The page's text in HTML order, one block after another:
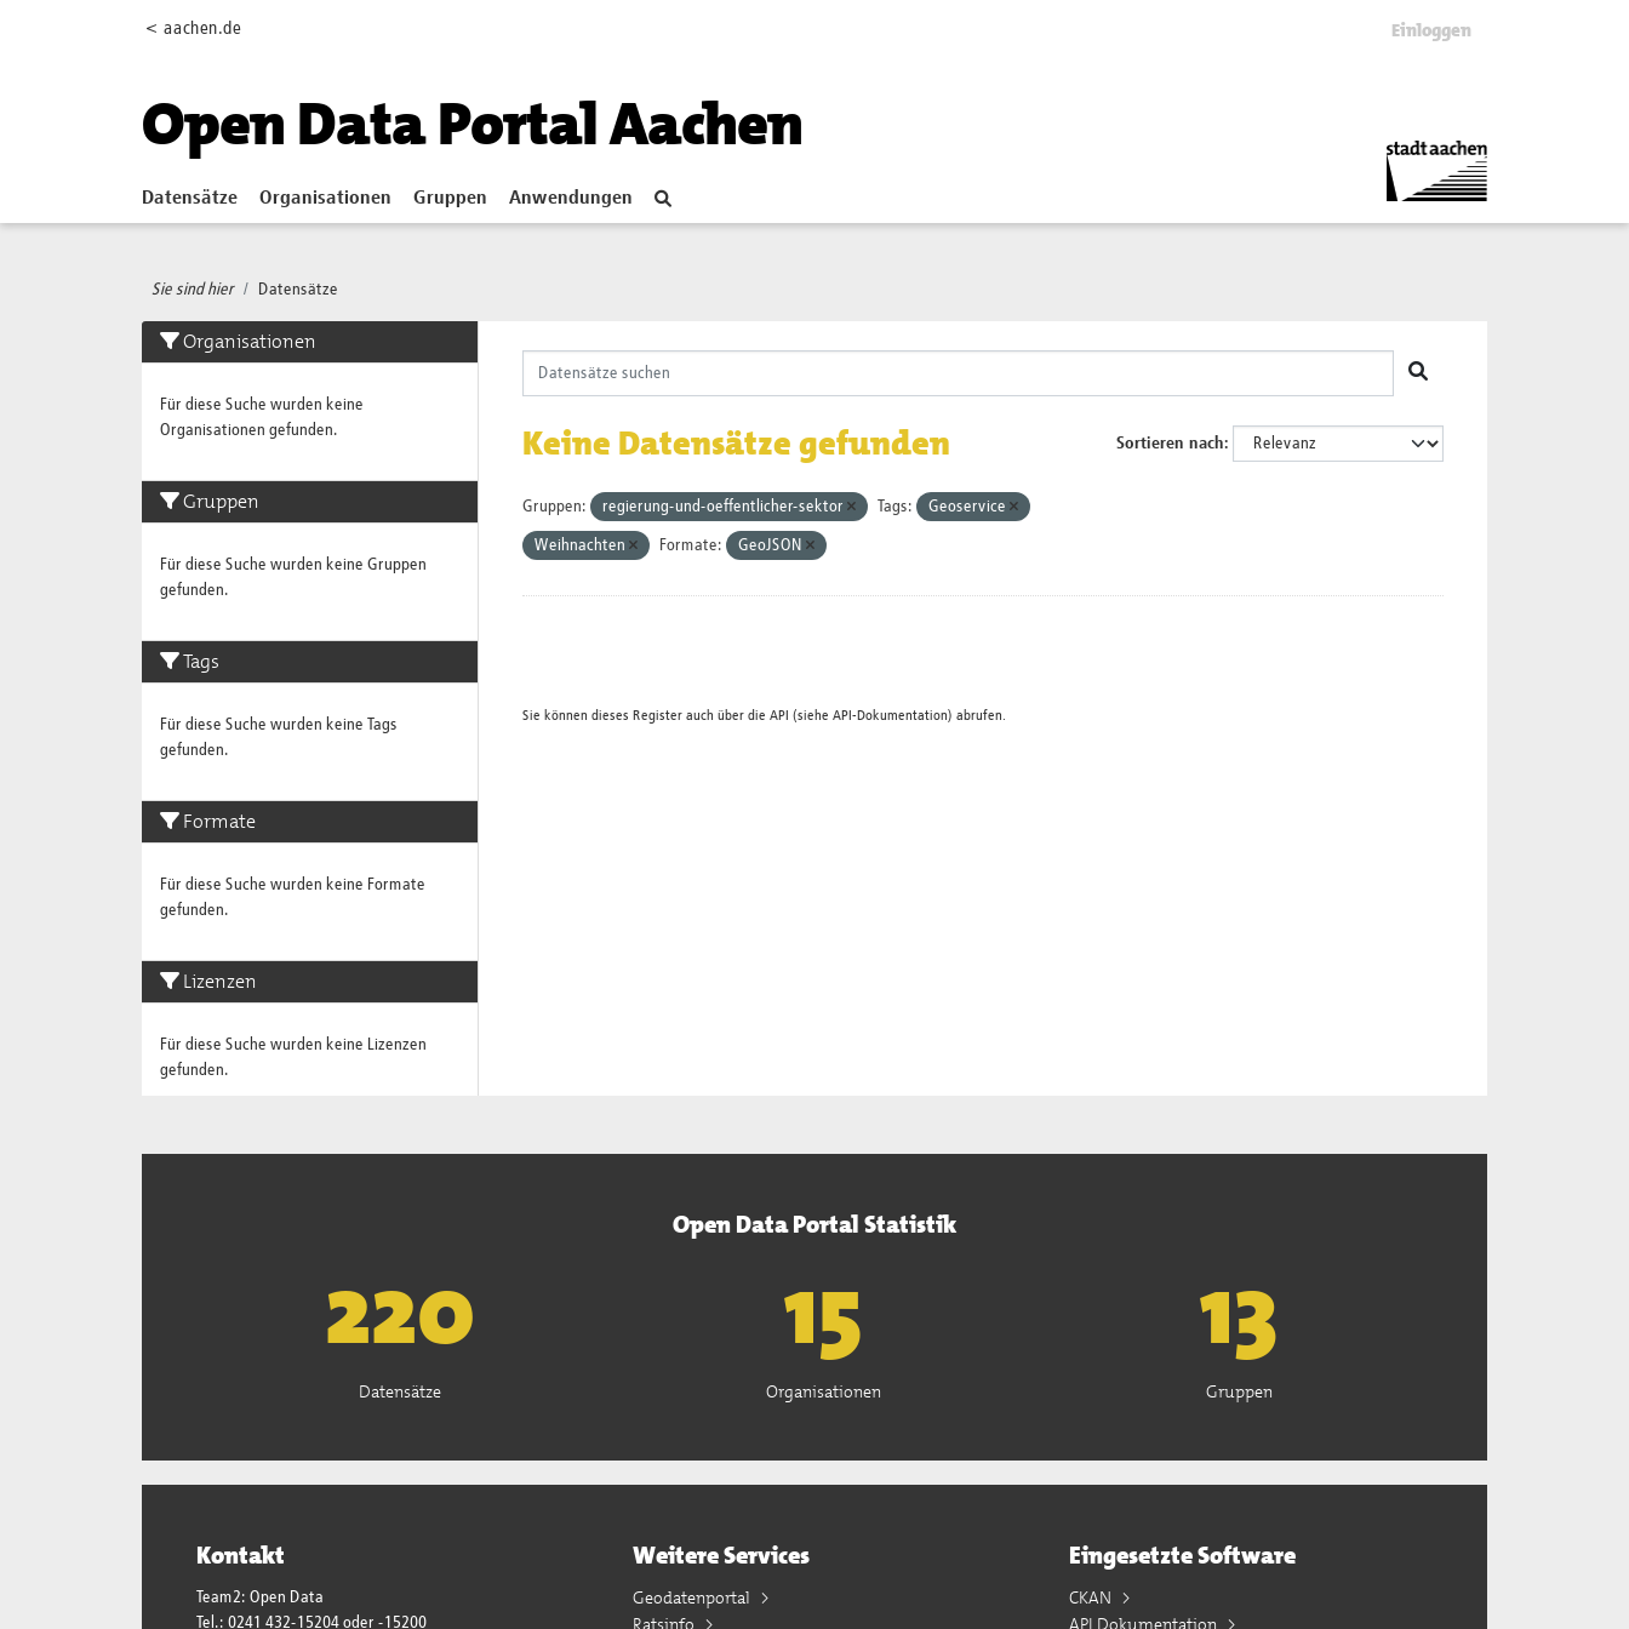
< aachen.de Einloggen
Open Data Portal Aachen
Datensätze Organisationen Gruppen Anwendungen
Sie sind hier Datensätze
Organisationen
Für diese Suche wurden keine
Organisationen gefunden.
Gruppen
Für diese Suche wurden keine Gruppen
gefunden.
Tags
Für diese Suche wurden keine Tags
gefunden.
Formate
Für diese Suche wurden keine Formate
gefunden.
Lizenzen
Für diese Suche wurden keine Lizenzen
gefunden.
Sortieren nach
Keine Datensätze gefunden
Gruppen: regierung-und-oeffentlicher-sektor Tags: Geoservice
Weihnachten Formate: GeoJSON
Sie können dieses Register auch über die API (siehe API-Dokumentation) abrufen.
Open Data Portal Statistik
222
Datensätze
15
Organisationen
13
Gruppen
Kontakt
Team2: Open Data
Tel.: 0241 432-15204 oder -15200
Weitere Services
Geodatenportal
Ratsinfo
Eingesetzte Software
CKAN
API Dokumentation